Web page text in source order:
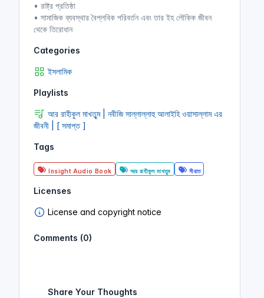
• রাষ্ট্র প্রতিষ্ঠা
• সামাজিক ব্যবস্থার বৈপ্লবিক পরিবর্তন এবং তার ইহ লৌকিক জীবন
থেকে তিরোধান
Categories
ইসলামিক
Playlists
আর রাহীকুল মাখতুৃম | নবীজি সাল্লাল্লাহু আলাইহি ওয়াসাল্লাম এর
জীবনী | [ সমাপ্ত ]
Tags
Insight Audio Book আর রাহীকুল মাখতুৃম সীরাত
Licenses
License and copyright notice
Comments (0)
Share Your Thoughts